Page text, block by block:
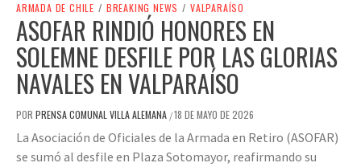
ARMADA DE CHILE / BREAKING NEWS / VALPARAÍSO
ASOFAR RINDIÓ HONORES EN
SOLEMNE DESFILE POR LAS GLORIAS
NAVALES EN VALPARAÍSO
POR PRENSA COMUNAL VILLA ALEMANA /18 DE MAYO DE 2026
La Asociación de Oficiales de la Armada en Retiro (ASOFAR)
se sumó al desfile en Plaza Sotomayor, reafirmando su